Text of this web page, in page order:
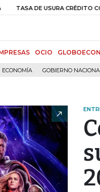
DE USURA CRÉDITO
OCIO
ECONOMÍA GOBIERNO